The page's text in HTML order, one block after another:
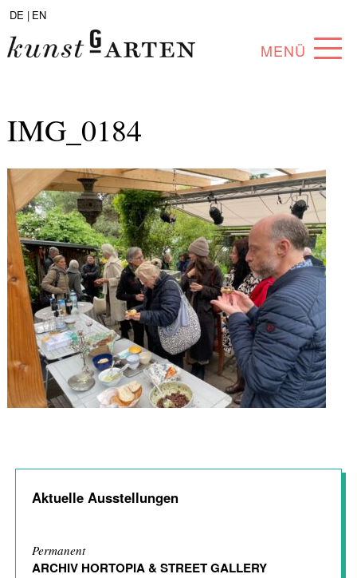
DE | EN
MENÜ
SAMMLUNG
KÜNSTLER*INNEN
PARTNER*INNEN
ANGEBOTE
IMG_0184
Aktuelle Ausstellungen
Permanent
ARCHIV HORTOPIA & STREET GALLERY